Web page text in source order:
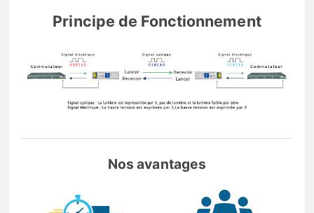
Principe de Fonctionnement
Nos avantages